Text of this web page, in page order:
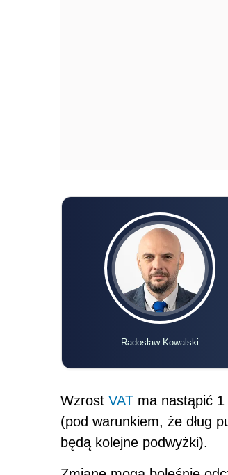
Radosław Kowalski
Wzrost VAT ma nastąpić
(pod warunkiem, że dług
będą kolejne podwyżki).